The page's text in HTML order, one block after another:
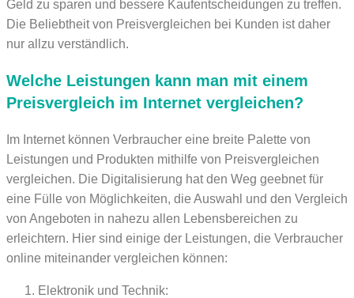
Geld zu sparen und bessere Kaufentscheidungen zu treffen.
Die Beliebtheit von Preisvergleichen bei Kunden ist daher
nur allzu verständlich.
Welche Leistungen kann man mit einem
Preisvergleich im Internet vergleichen?
Im Internet können Verbraucher eine breite Palette von
Leistungen und Produkten mithilfe von Preisvergleichen
vergleichen. Die Digitalisierung hat den Weg geebnet für
eine Fülle von Möglichkeiten, die Auswahl und den Vergleich
von Angeboten in nahezu allen Lebensbereichen zu
erleichtern. Hier sind einige der Leistungen, die Verbraucher
online miteinander vergleichen können:
Elektronik und Technik: